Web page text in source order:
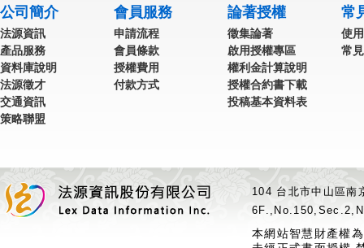
公司簡介
法源資訊
產品服務
資料庫說明
法源徵才
交通資訊
策略聯盟
會員服務
申請流程
會員條款
授權費用
付款方式
論著授權
徵集論著
啟用授權專區
權利金計算說明
授權合約書下載
投稿基本資料表
常
使
常
104 台北市中山區
本網站智慧財產權